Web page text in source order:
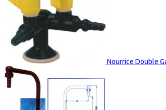
Nourrice Double